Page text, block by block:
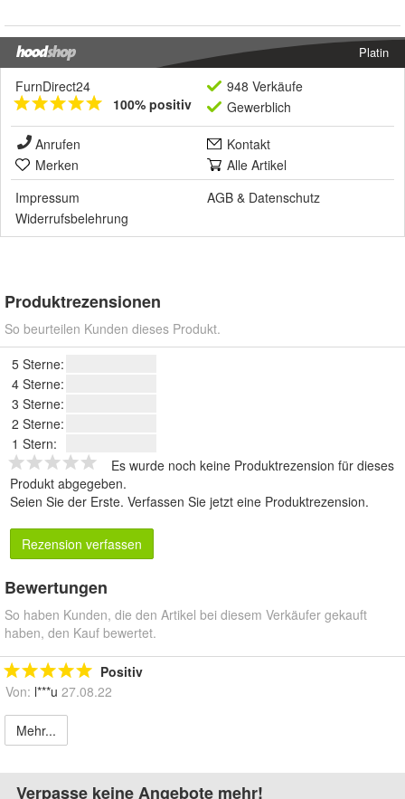
Platin
FurnDirect24
100% positiv
948 Verkäufe
Gewerblich
Anrufen
Kontakt
Merken
Alle Artikel
Impressum
AGB & Datenschutz
Widerrufsbelehrung
Produktrezensionen
So beurteilen Kunden dieses Produkt.
5 Sterne:
4 Sterne:
3 Sterne:
2 Sterne:
1 Stern:
Es wurde noch keine Produktrezension für dieses
Produkt abgegeben.
Seien Sie der Erste. Verfassen Sie jetzt eine Produktrezension.
Rezension verfassen
Bewertungen
So haben Kunden, die den Artikel bei diesem Verkäufer gekauft
haben, den Kauf bewertet.
Positiv
Von: l***u 27.08.22
Mehr...
Verpasse keine Angebote mehr!